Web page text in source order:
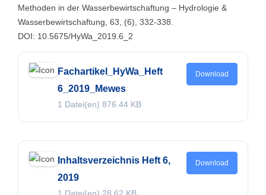
Methoden in der Wasserbewirtschaftung – Hydrologie &
Wasserbewirtschaftung, 63, (6), 332-338.
DOI: 10.5675/HyWa_2019.6_2
Fachartikel_HyWa_Heft
6_2019_Mewes
1 Datei(en) 876.44 KB
Download
Inhaltsverzeichnis Heft 6,
2019
1 Datei(en) 28.62 KB
Download